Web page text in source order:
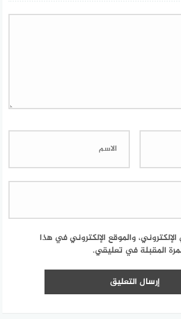
والموقع الإلكتروني في هذا
المقبلة في تعليقي.